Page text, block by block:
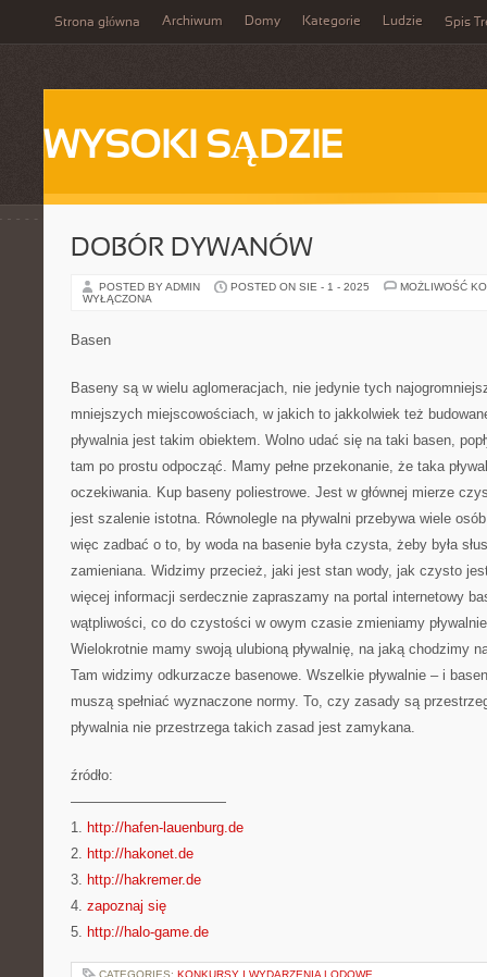
Strona główna Archiwum Domy Kategorie Ludzie Spis
WYSOKI SĄDZIE
DOBÓR DYWANÓW
POSTED BY ADMIN POSTED ON SIE - 1 - 2025
MOŻLIWOŚĆ
WYŁĄCZONA
Basen
Baseny są w wielu aglomeracjach, nie jedynie tych
mniejszych miejscowościach, w jakich to jakkolwiek też
pływalnia jest takim obiektem. Wolno udać się na taki basen,
tam po prostu odpocząć. Mamy pełne przekonanie, że taka
oczekiwania. Kup baseny poliestrowe. Jest w głównej mierze
jest szalenie istotna. Równolegle na pływalni przebywa wiele
więc zadbać o to, by woda na basenie była czysta, żeby była
zamieniana. Widzimy przecież, jaki jest stan wody, jak czysto
więcej informacji serdecznie zapraszamy na portal internetowy
wątpliwości, co do czystości w owym czasie zmieniamy
Wielokrotnie mamy swoją ulubioną pływalnię, na jaką chodzimy
Tam widzimy odkurzacze basenowe. Wszelkie pływalnie – i
muszą spełniać wyznaczone normy. To, czy zasady są
pływalnia nie przestrzega takich zasad jest zamykana.
źródło:
———————————
1. http://hafen-lauenburg.de
2. http://hakonet.de
3. http://hakremer.de
4. zapoznaj się
5. http://halo-game.de
CATEGORIES: KONKURSY I WYDARZENIA LODOWE